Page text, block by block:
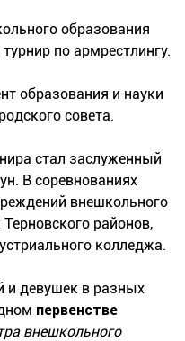
образования
по армрестлингу.
образования и науки
совета.
стал заслуженный
В соревнованиях
внешкольного
районов,
колледжа.
и девушек в разных
первенстве
внешкольного